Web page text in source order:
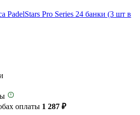
PadelStars Pro Series 24 банки (3 шт в
оплаты 1 287 ₽